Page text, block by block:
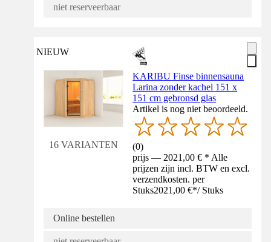
niet reserveerbaar
NIEUW
16 VARIANTEN
KARIBU Finse binnensauna
Larina zonder kachel 151 x
151 cm gebronsd glas
Artikel is nog niet beoordeeld.
(0)
prijs — 2021,00 € * Alle
prijzen zijn incl. BTW en excl.
verzendkosten. per
Stuks2021,00 €*/ Stuks
Online bestellen